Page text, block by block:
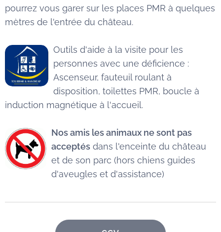
pourrez vous garer sur les places PMR à quelques
mètres de l'entrée du château.
Outils d'aide à la visite pour les
personnes avec une déficience :
Ascenseur, fauteuil roulant à
disposition, toilettes PMR, boucle à
induction magnétique à l'accueil.
Nos amis les animaux ne sont pas
acceptésdans l'enceinte du château
et de son parc (hors chiens guides
d'aveugles et d'assistance)